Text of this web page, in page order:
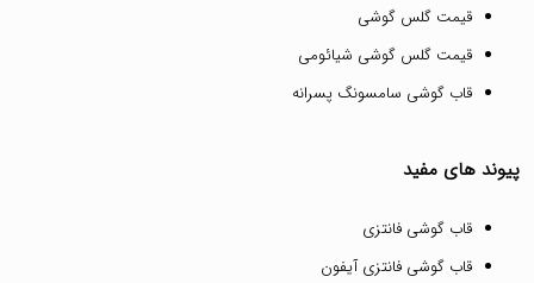
قیمت گلس گوشی
قیمت گلس گوشی شیائومی
قاب گوشی سامسونگ پسرانه
پیوند های مفید
قاب گوشی فانتزی
قاب گوشی فانتزی آیفون